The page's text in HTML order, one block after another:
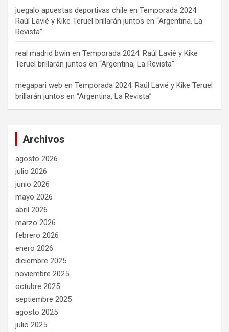
juegalo apuestas deportivas chile en Temporada 2024:
Raúl Lavié y Kike Teruel brillarán juntos en “Argentina, La
Revista”
real madrid bwin en Temporada 2024: Raúl Lavié y Kike
Teruel brillarán juntos en “Argentina, La Revista”
megapari web en Temporada 2024: Raúl Lavié y Kike Teruel
brillarán juntos en “Argentina, La Revista”
Archivos
agosto 2026
julio 2026
junio 2026
mayo 2026
abril 2026
marzo 2026
febrero 2026
enero 2026
diciembre 2025
noviembre 2025
octubre 2025
septiembre 2025
agosto 2025
julio 2025